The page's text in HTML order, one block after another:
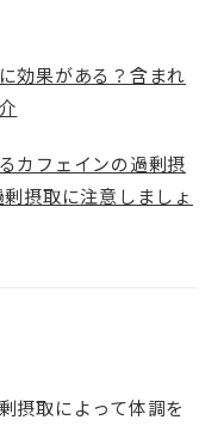
効果がある？含まれ
カフェインの過剰摂
摂取に注意しましょ
摂取によって体調を